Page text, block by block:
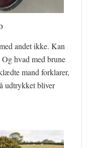
andet ikke. Kan
hvad med brune
mand forklarer,
udtrykket bliver